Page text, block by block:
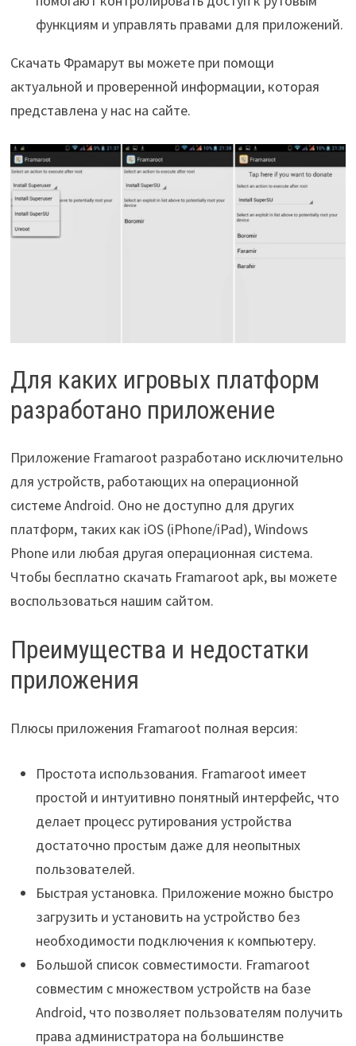
функциям и управлять правами для приложений.
Скачать Фрамарут вы можете при помощи
актуальной и проверенной информации, которая
представлена у нас на сайте.
Для каких игровых платформ
разработано приложение
Приложение Framaroot разработано исключительно
для устройств, работающих на операционной
системе Android. Оно не доступно для других
платформ, таких как iOS (iPhone/iPad), Windows
Phone или любая другая операционная система.
Чтобы бесплатно скачать Framaroot apk, вы можете
воспользоваться нашим сайтом.
Преимущества и недостатки
приложения
Плюсы приложения Framaroot полная версия:
Простота использования. Framaroot имеет
простой и интуитивно понятный интерфейс, что
делает процесс рутирования устройства
достаточно простым даже для неопытных
пользователей.
Быстрая установка. Приложение можно быстро
загрузить и установить на устройство без
необходимости подключения к компьютеру.
Большой список совместимости. Framaroot
совместим с множеством устройств на базе
Android, что позволяет пользователям получить
права администратора на большинстве